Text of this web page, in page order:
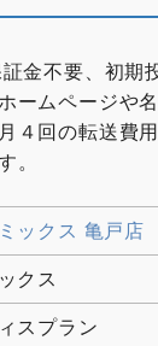
金不要、初期
ームページや
４回の転送費
。
ックス 亀戸店
クス
スプラン